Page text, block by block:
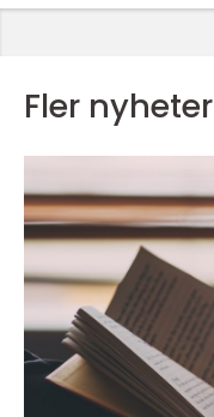
Fler nyheter